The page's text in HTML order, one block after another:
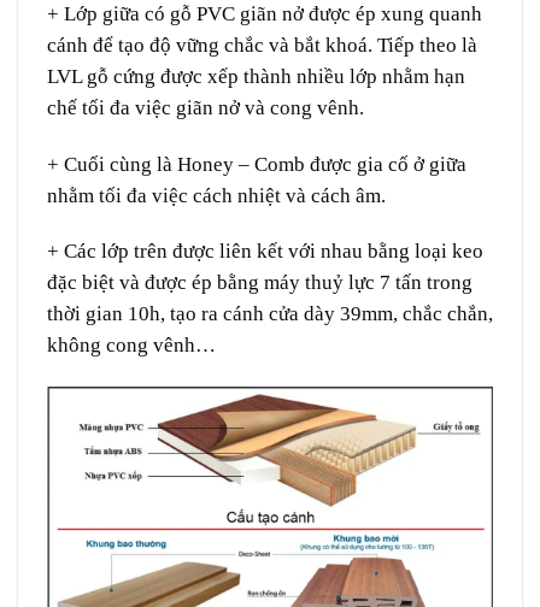
+ Lớp giữa có gỗ PVC giãn nở được ép xung quanh
cánh để tạo độ vững chắc và bắt khoá. Tiếp theo là
LVL gỗ cứng được xếp thành nhiều lớp nhằm hạn
chế tối đa việc giãn nở và cong vênh.
+ Cuối cùng là Honey – Comb được gia cố ở giữa
nhằm tối đa việc cách nhiệt và cách âm.
+ Các lớp trên được liên kết với nhau bằng loại keo
đặc biệt và được ép bằng máy thuỷ lực 7 tấn trong
thời gian 10h, tạo ra cánh cửa dày 39mm, chắc chắn,
không cong vênh…